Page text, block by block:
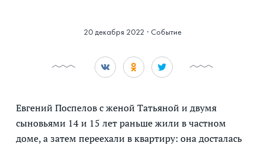
20 декабря 2022 · Событие
Евгений Поспелов с женой Татьяной и двумя
сыновьями 14 и 15 лет раньше жили в частном
доме, а затем переехали в квартиру: она досталась